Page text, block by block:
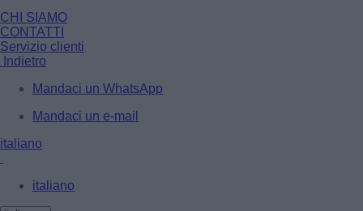
CHI SIAMO
CONTATTI
Servizio clienti
Indietro
Mandaci un WhatsApp
Mandaci un e-mail
italiano
italiano